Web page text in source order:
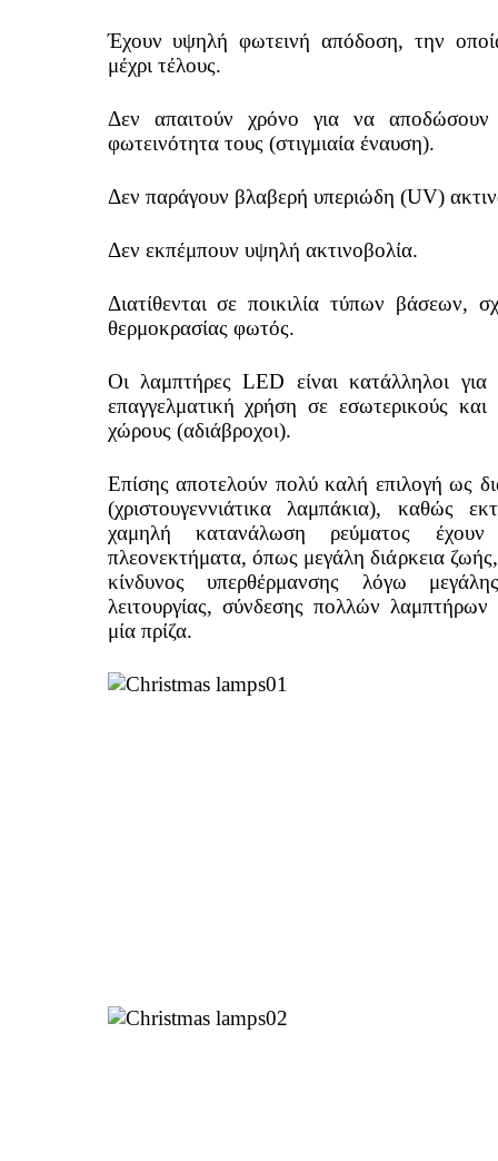
Έχουν υψηλή φωτεινή απόδοση, την
μέχρι τέλους.
Δεν απαιτούν χρόνο για να αποδώσουν
φωτεινότητα τους (στιγμιαία έναυση).
Δεν παράγουν βλαβερή υπεριώδη (UV)
Δεν εκπέμπουν υψηλή ακτινοβολία.
Διατίθενται σε ποικιλία τύπων βάσεων,
θερμοκρασίας φωτός.
Οι λαμπτήρες LED είναι κατάλληλοι για
επαγγελματική χρήση σε εσωτερικούς και
χώρους (αδιάβροχοι).
Επίσης αποτελούν πολύ καλή επιλογή ως
(χριστουγεννιάτικα λαμπάκια), καθώς
χαμηλή κατανάλωση ρεύματος
πλεονεκτήματα, όπως μεγάλη διάρκεια
κίνδυνος υπερθέρμανσης λόγω
λειτουργίας, σύνδεσης πολλών
μία πρίζα.